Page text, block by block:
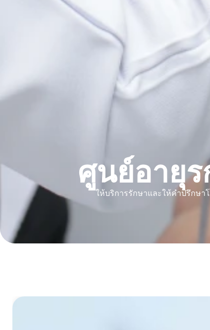
ศูนย์อายุ
ให้บริการรักษาและให้คำปรึกษา